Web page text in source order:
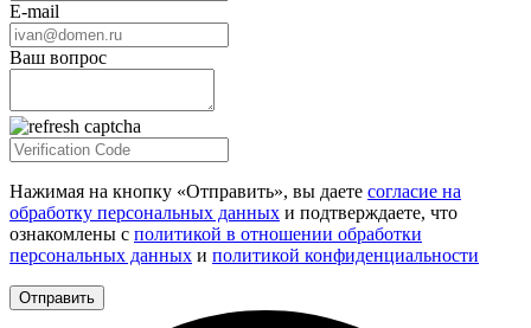
E-mail
Ваш вопрос
Нажимая на кнопку «Отправить», вы даете согласие на
обработку персональных данных и подтверждаете, что
ознакомлены с политикой в отношении обработки
персональных данных и политикой конфиденциальности